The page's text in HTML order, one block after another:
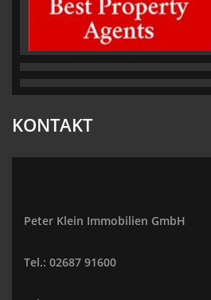
KONTAKT
Peter Klein Immobilien GmbH
Tel.: 02687 91600